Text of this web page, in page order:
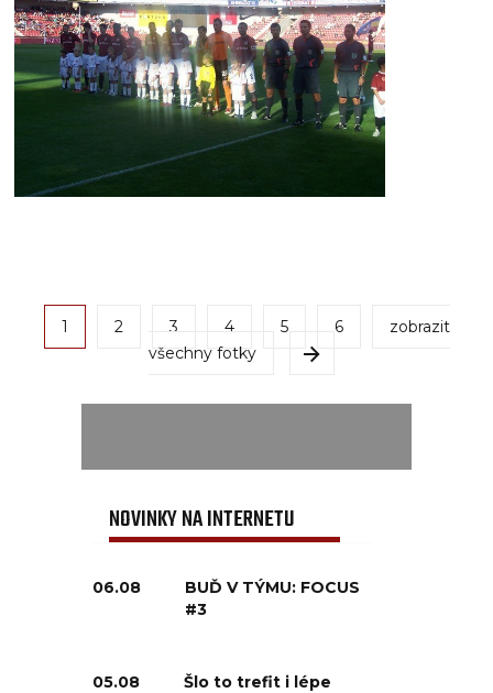
1 2 3 4 5 6
zobrazit
všechny fotky
NOVINKY NA INTERNETU
06.08
BUĎ V TÝMU: FOCUS
#3
05.08 Šlo to trefit i lépe